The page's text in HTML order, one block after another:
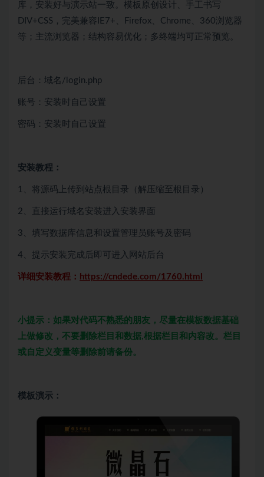
库，安装好与演示站一致。模板原创设计、手工书写
DIV+CSS，完美兼容IE7+、Firefox、Chrome、360浏览器
等；主流浏览器；结构容易优化；多终端均可正常预览。
后台：域名/login.php
账号：安装时自己设置
密码：安装时自己设置
安装教程：
1、将源码上传到站点根目录（解压缩至根目录）
2、直接运行域名安装进入安装界面
3、填写数据库信息和设置管理员账号及密码
4、提示安装完成后即可进入网站后台
详细安装教程： https://cndede.com/1760.html
小提示：如果对代码不熟悉的朋友，尽量在模板数据基础
上做修改，不要删除栏目和数据,根据栏目和内容改。栏目
或自定义变量等删除前请备份。
模板演示：